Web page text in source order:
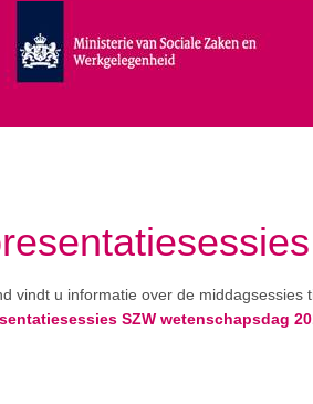
vindt u informatie over de middagsessies
SZW wetenschapsdag